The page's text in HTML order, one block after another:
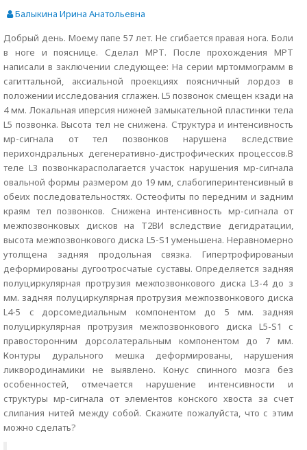
Балыкина Ирина Анатольевна
Добрый день. Моему папе 57 лет. Не сгибается правая нога. Боли
в ноге и пояснице. Сделал МРТ. После прохождения МРТ
написали в заключении следующее: На серии мртоммограмм в
сагиттальной, аксиальной проекциях поясничный лордоз в
положении исследования сглажен. L5 позвонок смещен кзади на
4 мм. Локальная иперсия нижней замыкательной пластинки тела
L5 позвонка. Высота тел не снижена. Структура и интенсивность
мр-сигнала от тел позвонков нарушена вследствие
перихондральных дегенеративно-дистрофических процессов.В
теле L3 позвонкарасполагается участок нарушения мр-сигнала
овальной формы размером до 19 мм, слабогиперинтенсивный в
обеих последовательностях. Остеофиты по передним и задним
краям тел позвонков. Снижена интенсивность мр-сигнала от
межпозвонковых дисков на Т2ВИ вследствие дегидратации,
высота межпозвонкового диска L5-S1 уменьшена. Неравномерно
утолщена задняя продольная связка. Гипертрофированыи
деформированы дугоотросчатые суставы. Определяется задняя
полуциркулярная протрузия межпозвонкового диска L3-4 до з
мм. задняя полуциркулярная протрузия межпозвонкового диска
L4-5 c дорсомедиальным компонентом до 5 мм. задняя
полуциркулярная протрузия межпозвонкового диска L5-S1 с
правосторонним дорсолатеральным компонентом до 7 мм.
Контуры дурального мешка деформированы, нарушения
ликвородинамики не выявлено. Конус спинного мозга без
особенностей, отмечается нарушение интенсивности и
структуры мр-сигнала от элементов конского хвоста за счет
слипания нитей между собой. Скажите пожалуйста, что с этим
можно сделать?